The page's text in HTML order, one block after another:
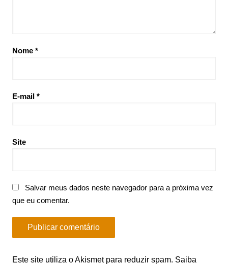
Nome *
E-mail *
Site
Salvar meus dados neste navegador para a próxima vez
que eu comentar.
Este site utiliza o Akismet para reduzir spam. Saiba